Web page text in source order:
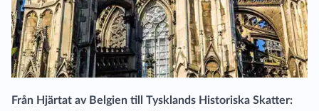
Från Hjärtat av Belgien till Tysklands Historiska Skatter: